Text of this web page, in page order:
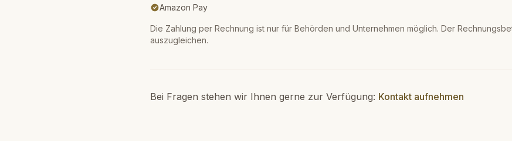
Amazon Pay
Die Zahlung per Rechnung ist nur für Behörden und Unternehmen möglich. Der
auszugleichen.
Bei Fragen stehen wir Ihnen gerne zur Verfügung: Kontakt aufnehmen